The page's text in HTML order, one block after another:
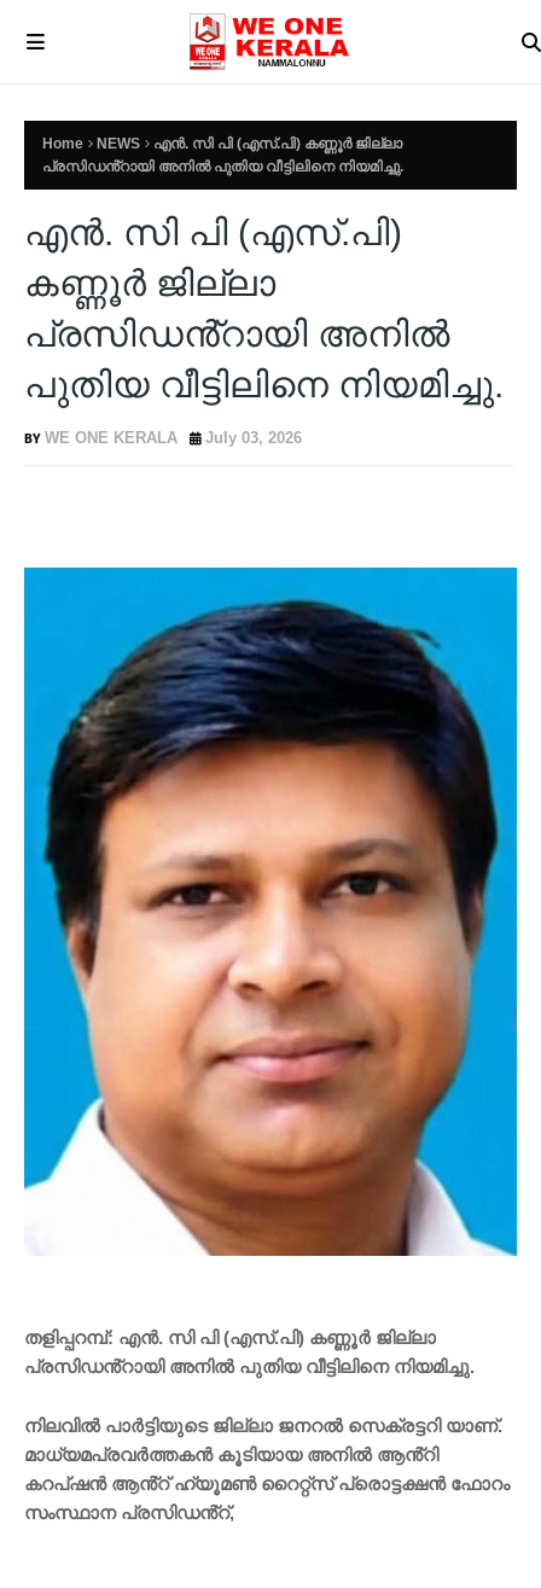
Home NEWS
എൻ. സി പി (എസ്.പി) കണ്ണൂർ ജില്ലാ
പ്രസിഡൻ്റായി അനിൽ പുതിയ വീട്ടിലിനെ നിയമിച്ചു.
എൻ. സി പി (എസ്.പി)
കണ്ണൂർ ജില്ലാ
പ്രസിഡൻ്റായി അനിൽ
പുതിയ വീട്ടിലിനെ നിയമിച്ചു.
WE ONE KERALA July 03, 2026
തളിപ്പറമ്പ്: എൻ. സി പി (എസ്.പി) കണ്ണൂർ ജില്ലാ
പ്രസിഡൻ്റായി അനിൽ പുതിയ വീട്ടിലിനെ നിയമിച്ചു.
നിലവിൽ പാർട്ടിയുടെ ജില്ലാ ജനറൽ സെക്രട്ടറി യാണ്.
മാധ്യമപ്രവർത്തകൻ കൂടിയായ അനിൽ ആൻ്റി
കറപ്ഷൻ ആൻ്റ് ഹ്യൂമൺ റൈറ്റ്സ് പ്രൊട്ടക്ഷൻ ഫോറം
സംസ്ഥാന പ്രസിഡൻ്റ്,